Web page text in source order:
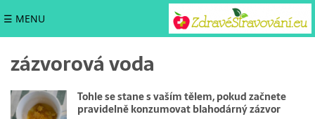
☰ MENU
zázvorová voda
Tohle se stane s vaším tělem, pokud začnete
pravidelně konzumovat blahodárný zázvor